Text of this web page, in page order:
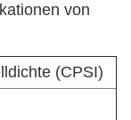
von
(CPSI)